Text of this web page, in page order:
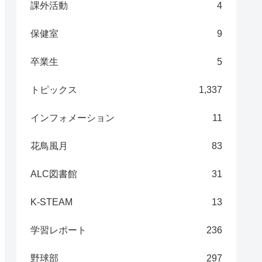
課外活動 4
保健室 9
卒業生 5
トピックス 1,337
インフォメーション 11
花鳥風月 83
ALC図書館 31
K-STEAM 13
学習レポート 236
野球部 297